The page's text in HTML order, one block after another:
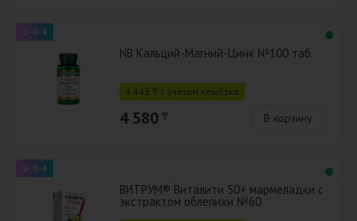
0-0-4
NB Кальций-Магний-Цинк №100 таб.
4 443 ₸ с учётом кешбэка
4 580 ₸ В корзину
0-0-4
ВИТРУМ® Виталити 50+ мармеладки с
экстрактом облепихи №60